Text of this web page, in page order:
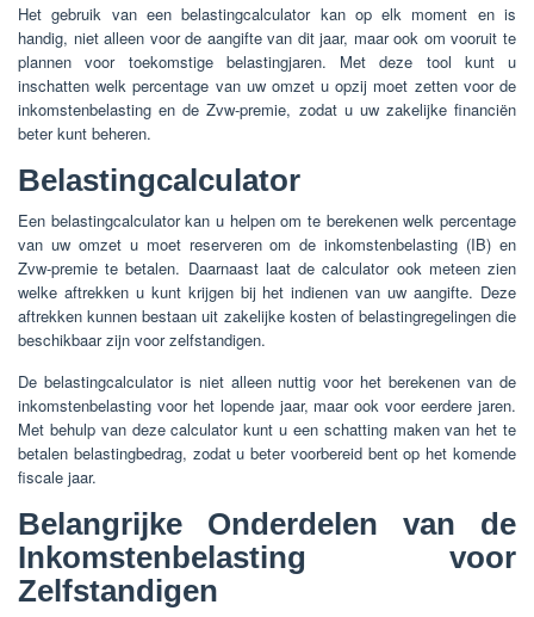
Het gebruik van een belastingcalculator kan op elk moment en is
handig, niet alleen voor de aangifte van dit jaar, maar ook om vooruit te
plannen voor toekomstige belastingjaren. Met deze tool kunt u
inschatten welk percentage van uw omzet u opzij moet zetten voor de
inkomstenbelasting en de Zvw-premie, zodat u uw zakelijke financiën
beter kunt beheren.
Belastingcalculator
Een belastingcalculator kan u helpen om te berekenen welk percentage
van uw omzet u moet reserveren om de inkomstenbelasting (IB) en
Zvw-premie te betalen. Daarnaast laat de calculator ook meteen zien
welke aftrekken u kunt krijgen bij het indienen van uw aangifte. Deze
aftrekken kunnen bestaan uit zakelijke kosten of belastingregelingen die
beschikbaar zijn voor zelfstandigen.
De belastingcalculator is niet alleen nuttig voor het berekenen van de
inkomstenbelasting voor het lopende jaar, maar ook voor eerdere jaren.
Met behulp van deze calculator kunt u een schatting maken van het te
betalen belastingbedrag, zodat u beter voorbereid bent op het komende
fiscale jaar.
Belangrijke Onderdelen van de
Inkomstenbelasting voor
Zelfstandigen